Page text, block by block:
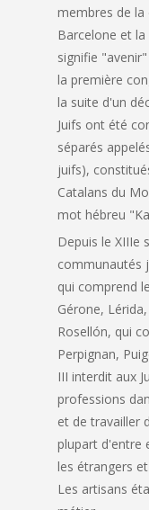
membres de
Barcelone et
signifie
la première
la suite d'un
Juifs ont été
séparés
juifs),
Catalans du
mot hébreu
Depuis le XIIIe
communautés
qui comprend
Gérone,
Rosellón, qui
Perpignan,
III interdit aux
professions
et de travailler
plupart d'entre
les étrangers
Les artisans